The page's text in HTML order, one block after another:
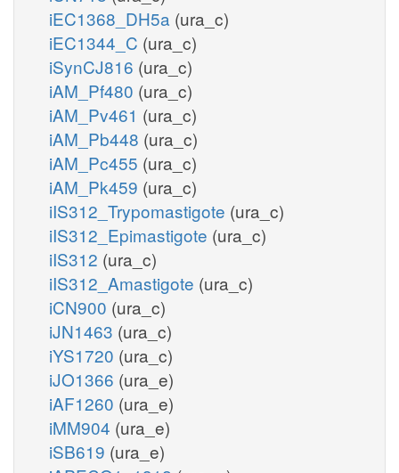
iEC1368_DH5a (ura_c)
iEC1344_C (ura_c)
iSynCJ816 (ura_c)
iAM_Pf480 (ura_c)
iAM_Pv461 (ura_c)
iAM_Pb448 (ura_c)
iAM_Pc455 (ura_c)
iAM_Pk459 (ura_c)
iIS312_Trypomastigote (ura_c)
iIS312_Epimastigote (ura_c)
iIS312 (ura_c)
iIS312_Amastigote (ura_c)
iCN900 (ura_c)
iJN1463 (ura_c)
iYS1720 (ura_c)
iJO1366 (ura_e)
iAF1260 (ura_e)
iMM904 (ura_e)
iSB619 (ura_e)